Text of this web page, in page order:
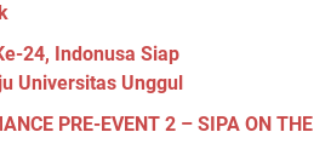
24, Indonusa Siap
Universitas Unggul
PRE-EVENT 2 – SIPA ON THE